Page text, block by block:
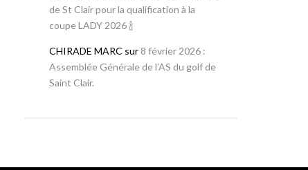
de St Clair pour la qualification à la
coupe LADY 2026 🍾
CHIRADE MARC sur 8 février 2026 :
Assemblée Générale de l’AS du golf de
Saint Clair.